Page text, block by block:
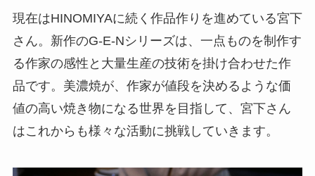
現在はHINOMIYAに続く作品作りを進めている宮下
さん。新作のG-E-Nシリーズは、一点ものを制作す
る作家の感性と大量生産の技術を掛け合わせた作
品です。美濃焼が、作家が値段を決めるような価
値の高い焼き物になる世界を目指して、宮下さん
はこれからも様々な活動に挑戦していきます。